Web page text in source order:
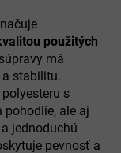
použitých
má
stabilitu.
s
pohodlie, ale aj
jednoduchú
pevnosť a